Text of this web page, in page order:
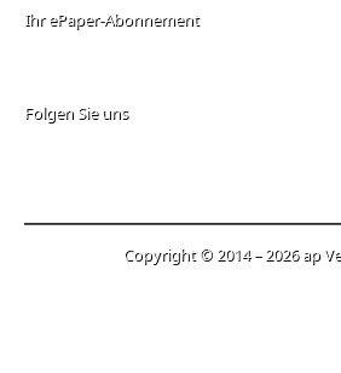
Ihr ePaper-Abonnement
Folgen Sie uns
Copyright © 2014 – 2026 ap